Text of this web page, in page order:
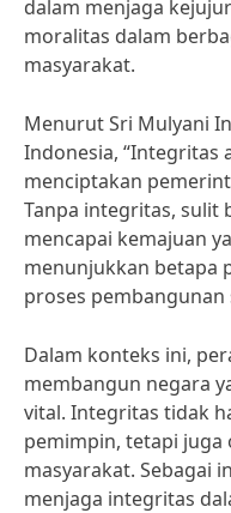
dalam menjaga
moralitas dalam
masyarakat.
Menurut Sri Mulyani
Indonesia, “Integritas
menciptakan
Tanpa integritas, sulit
mencapai kemajuan
menunjukkan betapa
proses pembangunan
Dalam konteks ini,
membangun negara
vital. Integritas tidak
pemimpin, tetapi juga
masyarakat. Sebagai
menjaga integritas